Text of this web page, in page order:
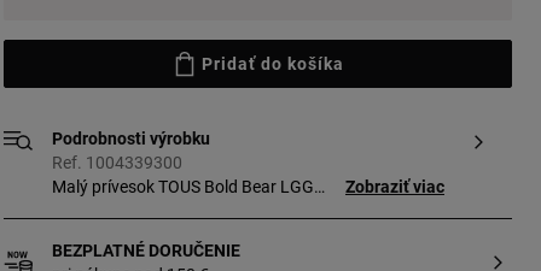
Pridať do košíka
Podrobnosti výrobku
Ref. 1004339300
Malý prívesok TOUS Bold Bear LGG
oranžovým zafírom v oválnom bruse.
Zobraziť viac
BEZPLATNÉ DORUČENIE